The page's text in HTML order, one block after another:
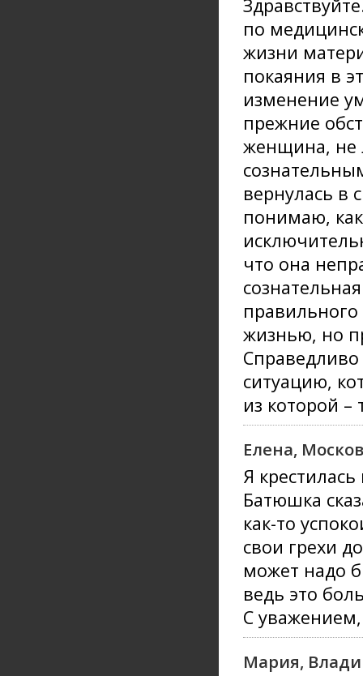
по
жизни
покаяния в
изменение
прежние
женщина, не
вернулась в
понимаю,
что она
жизнью, но
Справедливо
ситуацию,
из которой –
Елена,
Я крестилась
Батюшка
как-то
свои грехи
может надо
ведь это
С
Мария,